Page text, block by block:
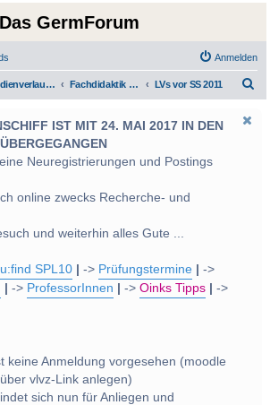
Das GermForum
Anmelden
Studienverlauf Bachelor-/Masterstudien sowie UF Deutsch Fachdidaktik und LehrerInnenbildung LVs vor SS 2011
IST MIT 24. MAI 2017 IN DEN
Neuregistrierungen und Postings
online zwecks Recherche- und
und weiterhin alles Gute ...
SPL10 -> Prüfungstermine
->
-> ProfessorInnen ->Oinks Tipps
->
keine Anmeldung vorgesehen (moodle
vlvz-Link anlegen)
sich nun für Anliegen und